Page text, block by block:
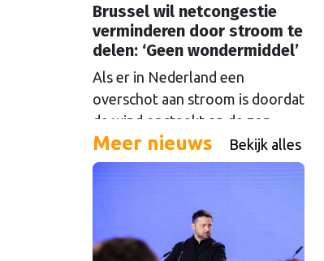
Brussel wil netcongestie
verminderen door stroom te
delen: ‘Geen wondermiddel’
Als er in Nederland een
overschot aan stroom is doordat
de wind opsteekt en de zon
schijnt, loont het om die stroom
te delen. Maar Europese
maken stuiten op kritiek.
Meer nieuws Bekijk alles